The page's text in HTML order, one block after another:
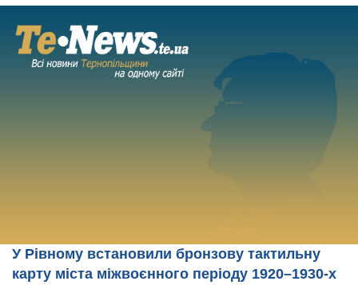
У Рівному встановили бронзову тактильну
карту міста міжвоєнного періоду 1920–1930-х